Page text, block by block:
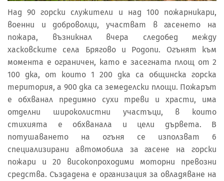
Над 90 горски служители и над 100 пожарникари,
военни и доброволци, участват в гасенето на
пожара, възникнал вчера следобед между
хасковските села Брягово и Родопи. Огънят към
момента е ограничен, като е засегната площ от 2
100 дка, от които 1 200 дка са общинска горска
територия, а 900 дка са земеделски площи. Пожарът
е обхванал предимно сухи треви и храсти, има
отделни широколистни участъци, в които
стихията е обхванала и цели дървета. В
потушаването на огъня се използват 6
специализирани автомобила за гасене на горски
пожари и 20 високопроходими моторни превозни
средства. Създадена е организация за овладяване на